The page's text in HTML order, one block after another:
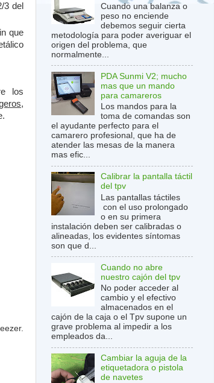
3 del
que
los
Cuando una balanza o
peso no enciende
debemos seguir cierta
metodología para poder averiguar el
origen del problema, que
normalmente...
PDA Sunmi V2; mucho
mas que un mando
para camareros
Los mandos para la
toma de comandas son
el ayudante perfecto para el
camarero profesional, que ha de
atender las mesas de la manera
mas efic...
Calibrar la pantalla táctil
del tpv
Las pantallas táctiles
con el uso prolongado
o en su primera
instalación deben ser calibradas o
alineadas, los evidentes síntomas
son que d...
Cuando no abre
nuestro cajón del tpv
No poder acceder al
cambio y el efectivo
almacenados en el
cajón de la caja o el Tpv supone un
grave problema al impedir a los
empleados da...
Cambiar la aguja de la
etiquetadora o pistola
de navetes